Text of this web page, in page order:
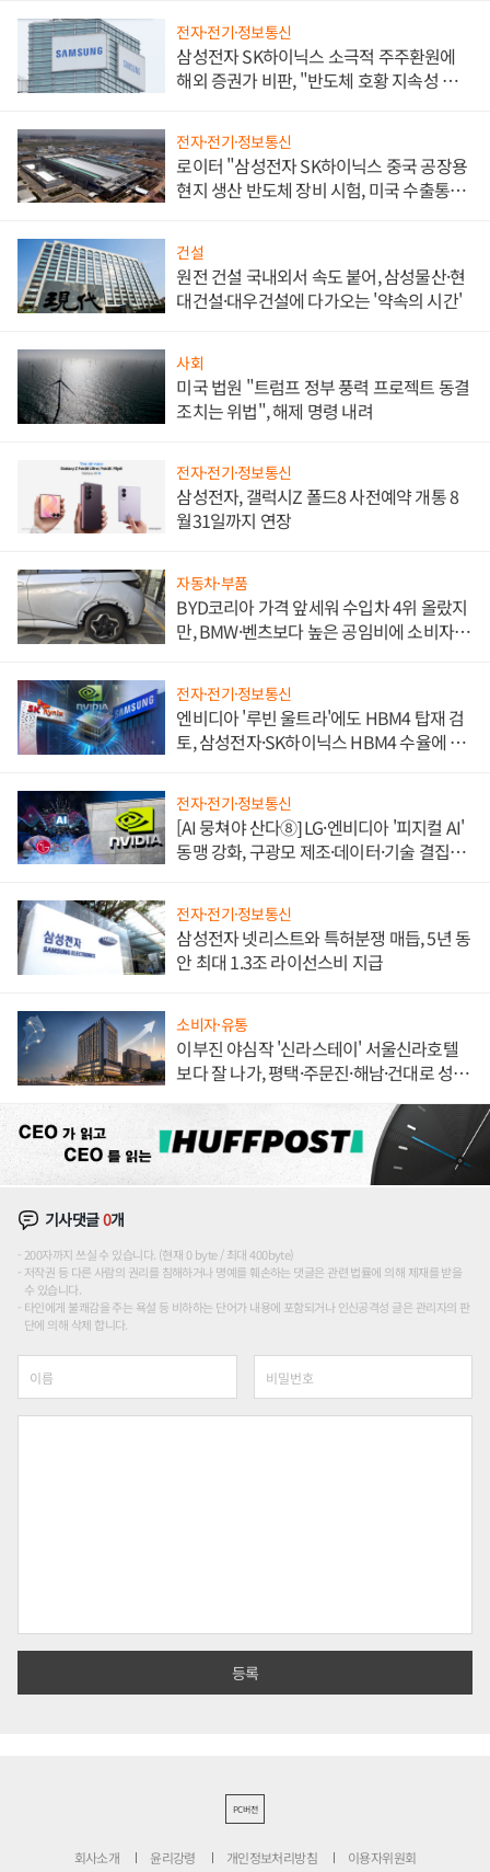
전자·전기·정보통신
삼성전자 SK하이닉스 소극적 주주환원에
해외 증권가 비판, "반도체 호황 지속성 의
전자·전기·정보통신
로이터 "삼성전자 SK하이닉스 중국 공장용
현지 생산 반도체 장비 시험, 미국 수출통제
건설
원전 건설 국내외서 속도 붙어, 삼성물산·현
대건설·대우건설에 다가오는 '약속의 시간'
사회
미국 법원 "트럼프 정부 풍력 프로젝트 동결
조치는 위법", 해제 명령 내려
전자·전기·정보통신
삼성전자, 갤럭시Z 폴드8 사전예약 개통 8
월31일까지 연장
자동차·부품
BYD코리아 가격 앞세워 수입차 4위 올랐지
만, BMW·벤츠보다 높은 공임비에 소비자
전자·전기·정보통신
엔비디아 '루빈 울트라'에도 HBM4 탑재 검
토, 삼성전자·SK하이닉스 HBM4 수율에 주
전자·전기·정보통신
[AI 뭉쳐야 산다⑧] LG·엔비디아 '피지컬 AI'
동맹 강화, 구광모 제조·데이터·기술 결집
전자·전기·정보통신
삼성전자 넷리스트와 특허분쟁 매듭, 5년 동
안 최대 1.3조 라이선스비 지급
소비자·유통
이부진 야심작 '신라스테이' 서울신라호텔
보다 잘 나가, 평택·주문진·해남·건대로 성
기사댓글0개
200자까지 쓰실 수 있습니다. (현재 0 byte / 최대 400byte)
저작권 등 다른 사람의 권리를 침해하거나 명예를 훼손하는 댓글은 관련 법률에 의해 제재를 받을
수 있습니다.
타인에게 불쾌감을 주는 욕설 등 비하하는 단어가 내용에 포함되거나 인신공격성 글은 관리자의 판
단에 의해 삭제 합니다.
PC버전
회사소개 윤리강령 개인정보처리방침 이용자위원회